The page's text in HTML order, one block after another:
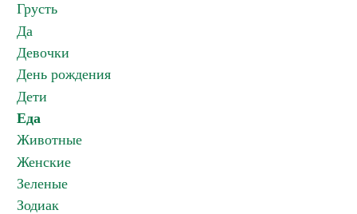
Грусть
Да
Девочки
День рождения
Дети
Еда
Животные
Женские
Зеленые
Зодиак